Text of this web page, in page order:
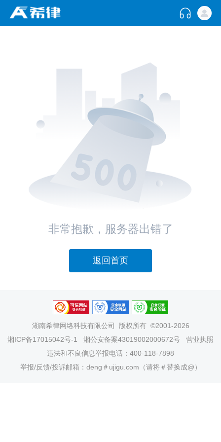
非常抱歉，服务器出错了
返回首页
湖南希律网络科技有限公司
版权所有 ©2001-2026
湘ICP备17015042号-1
湘公安备案43019002000672号
营业执照
违法和不良信息举报电话：400-118-7898
举报/反馈/投诉邮箱：deng＃ujigu.com（请将＃替换成@）